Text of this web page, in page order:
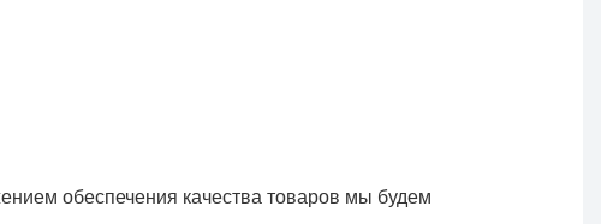
обеспечения качества товаров мы будем